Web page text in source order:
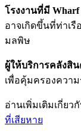
โรงงานที่มี
อาจเกิดขึ้นที่ท่าเรื
มลพิษ
ผู้ให้บริการคลังสิน
เพื่อคุ้มครองควา
อ่านเพิ่มเติมเกี่ยว
ที่เสียหาย